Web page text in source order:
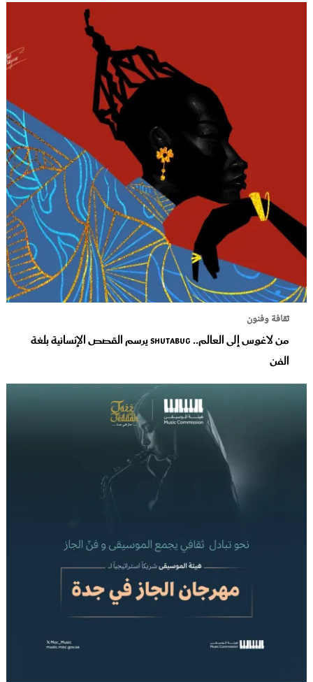
ثقافة وفنون
من لاغوس إلى العالم.. Shutabug يرسم القصص الإنسانية بلغة
الفن